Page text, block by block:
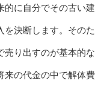
に自分でその古い
決断します。その
り出すのが基本的
の代金の中で解体